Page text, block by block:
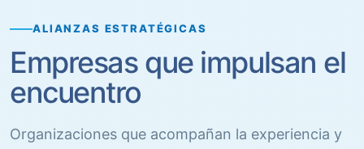
ALIANZAS ESTRATÉGICAS
Empresas que impulsan el
encuentro
Organizaciones que acompañan la experiencia y